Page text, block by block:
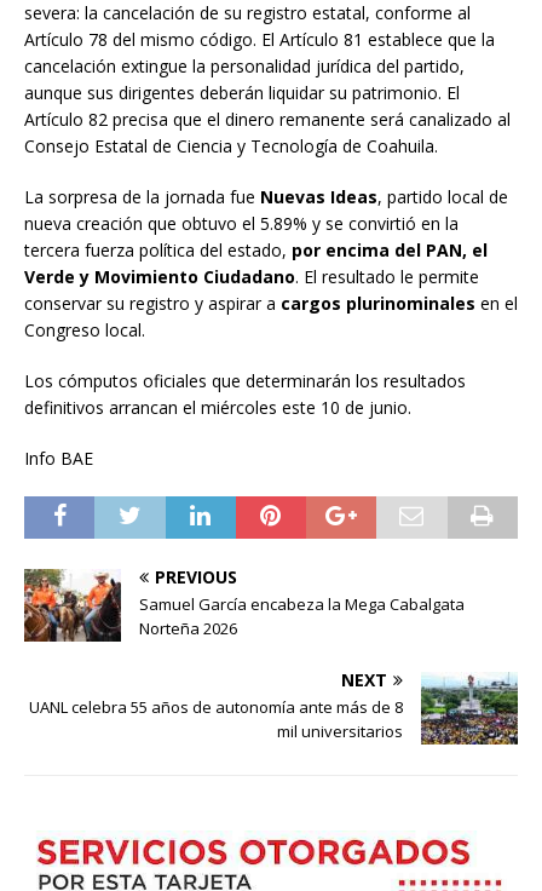
severa: la cancelación de su registro estatal, conforme al
Artículo 78 del mismo código. El Artículo 81 establece que la
cancelación extingue la personalidad jurídica del partido,
aunque sus dirigentes deberán liquidar su patrimonio. El
Artículo 82 precisa que el dinero remanente será canalizado al
Consejo Estatal de Ciencia y Tecnología de Coahuila.
La sorpresa de la jornada fue Nuevas Ideas, partido local de
nueva creación que obtuvo el 5.89% y se convirtió en la
tercera fuerza política del estado, por encima del PAN, el
Verde y Movimiento Ciudadano. El resultado le permite
conservar su registro y aspirar a cargos plurinominales en el
Congreso local.
Los cómputos oficiales que determinarán los resultados
definitivos arrancan el miércoles este 10 de junio.
Info BAE
PREVIOUS
Samuel García encabeza la Mega Cabalgata
Norteña 2026
NEXT
UANL celebra 55 años de autonomía ante más de 8
mil universitarios